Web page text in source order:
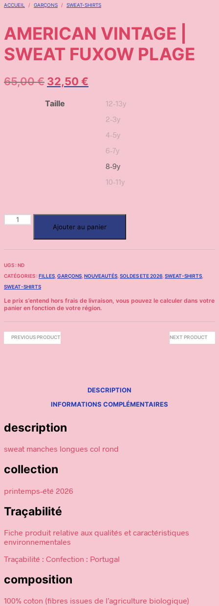
ACCUEIL / GARÇONS / SWEAT-SHIRTS
AMERICAN VINTAGE |
SWEAT FUXOW PLAGE
65,00€ 32,50 €
Taille
12-13y
2-3y
4-5y
6-7y
8-9y
10-11y
Ajouter au panier
UGS : ND
CATÉGORIES : FILLES GARÇONS NOUVEAUTÉS SOLDES ETE 2026 SWEAT-SHIRTS
SWEAT-SHIRTS
PREVIOUS PRODUCT NEXT PRODUCT
DESCRIPTION
INFORMATIONS COMPLÉMENTAIRES
description
sweat manches longues col rond
collection
printemps-été 2026
Traçabilité
Fiche produit relative aux qualités et caractéristiques
environnementales
Traçabilité : Confection : Portugal
composition
100% coton (fibres issues de l’agriculture biologique)